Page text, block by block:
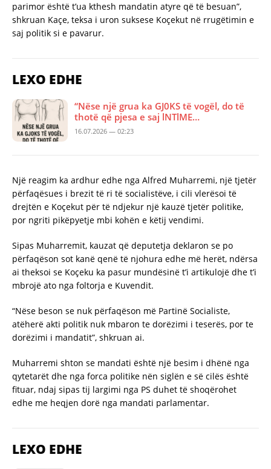
parimor është t’ua kthesh mandatin atyre që të besuan”,
shkruan Kaçe, teksa i uron suksese Koçekut në rrugëtimin e
saj politik si e pavarur.
LEXO EDHE
“Nëse një grua ka GJ0KS të vogël, do të
thotë që pjesa e saj lNTlME…
16.07.2026 — 02:23
Një reagim ka ardhur edhe nga Alfred Muharremi, një tjetër
përfaqësues i brezit të ri të socialistëve, i cili vlerësoi të
drejtën e Koçekut për të ndjekur një kauzë tjetër politike,
por ngriti pikëpyetje mbi kohën e këtij vendimi.
Sipas Muharremit, kauzat që deputetja deklaron se po
përfaqëson sot kanë qenë të njohura edhe më herët, ndërsa
ai theksoi se Koçeku ka pasur mundësinë t’i artikulojë dhe t’i
mbrojë ato nga foltorja e Kuvendit.
“Nëse beson se nuk përfaqëson më Partinë Socialiste,
atëherë akti politik nuk mbaron te dorëzimi i teserës, por te
dorëzimi i mandatit”, shkruan ai.
Muharremi shton se mandati është një besim i dhënë nga
qytetarët dhe nga forca politike nën siglën e së cilës është
fituar, ndaj sipas tij largimi nga PS duhet të shoqërohet
edhe me heqjen dorë nga mandati parlamentar.
LEXO EDHE